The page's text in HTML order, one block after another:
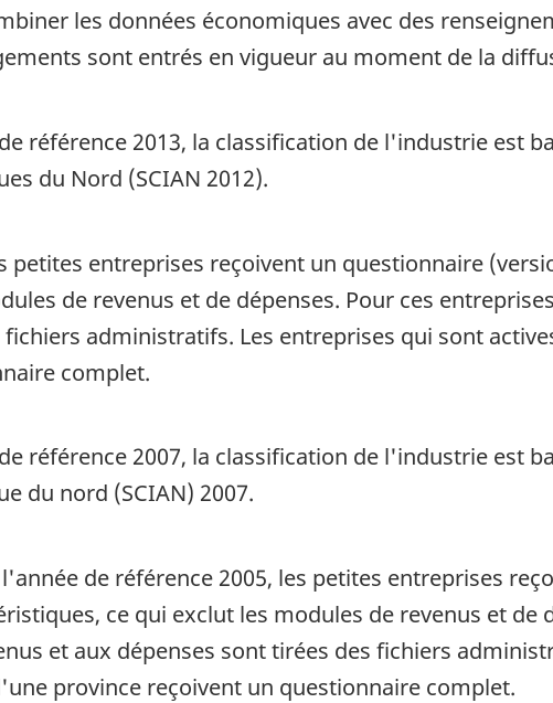
les données économiques avec des
sont entrés en vigueur au moment de la
référence 2013, la classification de l'industrie est
du Nord (SCIAN 2012).
petites entreprises reçoivent un questionnaire
de revenus et de dépenses. Pour ces
administratifs. Les entreprises qui sont
complet.
référence 2007, la classification de l'industrie est
du nord (SCIAN) 2007.
de référence 2005, les petites entreprises
ce qui exclut les modules de revenus et de
et aux dépenses sont tirées des fichiers
province reçoivent un questionnaire complet.